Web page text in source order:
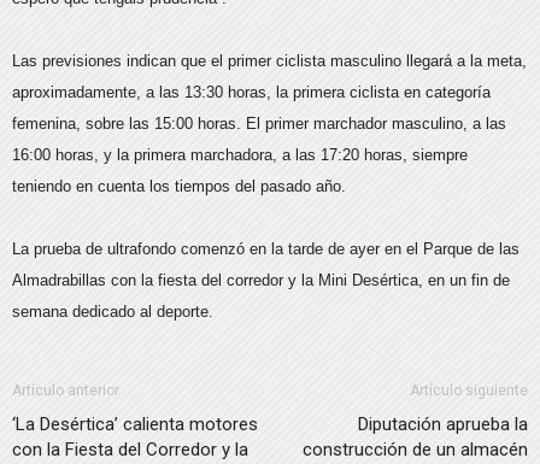
Las previsiones indican que el primer ciclista masculino llegará a la meta,
aproximadamente, a las 13:30 horas, la primera ciclista en categoría
femenina, sobre las 15:00 horas. El primer marchador masculino, a las
16:00 horas, y la primera marchadora, a las 17:20 horas, siempre
teniendo en cuenta los tiempos del pasado año.
La prueba de ultrafondo comenzó en la tarde de ayer en el Parque de las
Almadrabillas con la fiesta del corredor y la Mini Desértica, en un fin de
semana dedicado al deporte.
Artículo anterior
‘La Desértica’ calienta motores
con la Fiesta del Corredor y la
Artículo siguiente
Diputación aprueba la
construcción de un almacén